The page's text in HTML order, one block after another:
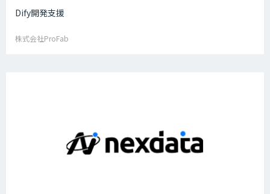
Dify開発支援
株式会社ProFab